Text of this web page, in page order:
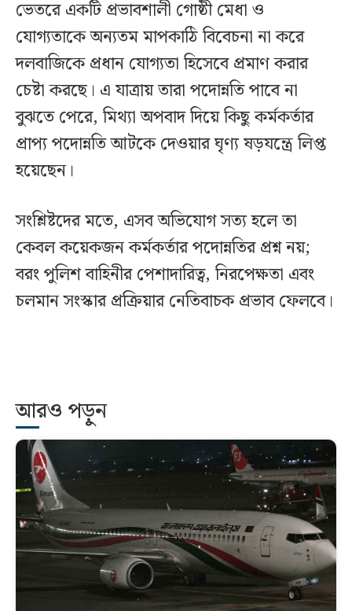
ভেতরে একটি প্রভাবশালী গোষ্ঠী মেধা ও
যোগ্যতাকে অন্যতম মাপকাঠি বিবেচনা না করে
দলবাজিকে প্রধান যোগ্যতা হিসেবে প্রমাণ করার
চেষ্টা করছে। এ যাত্রায় তারা পদোন্নতি পাবে না
বুঝতে পেরে, মিথ্যা অপবাদ দিয়ে কিছু কর্মকর্তার
প্রাপ্য পদোন্নতি আটকে দেওয়ার ঘৃণ্য ষড়যন্ত্রে লিপ্ত
হয়েছেন।
সংশ্লিষ্টদের মতে, এসব অভিযোগ সত্য হলে তা
কেবল কয়েকজন কর্মকর্তার পদোন্নতির প্রশ্ন নয়;
বরং পুলিশ বাহিনীর পেশাদারিত্ব, নিরপেক্ষতা এবং
চলমান সংস্কার প্রক্রিয়ার নেতিবাচক প্রভাব ফেলবে।
আরও পড়ুন